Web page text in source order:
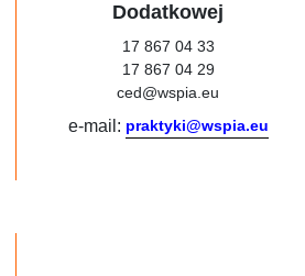
Dodatkowej
17 867 04 33
17 867 04 29
ced@wspia.eu
e-mail: praktyki@wspia.eu